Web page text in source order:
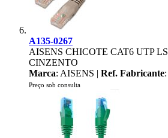
A135-0267
AISENS CHICOTE CAT6 UTP
CINZENTO
Marca: AISENS | Ref. Fabricante
Preço sob consulta